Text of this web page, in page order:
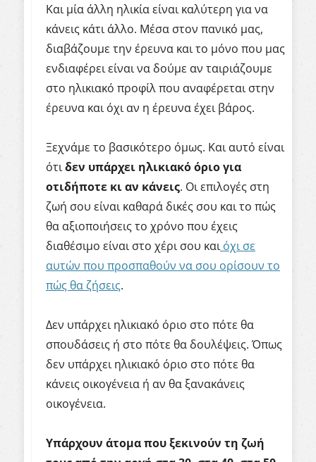
Και μία άλλη ηλικία είναι καλύτερη για να
κάνεις κάτι άλλο. Μέσα στον πανικό μας,
διαβάζουμε την έρευνα και το μόνο που μας
ενδιαφέρει είναι να δούμε αν ταιριάζουμε
στο ηλικιακό προφίλ που αναφέρεται στην
έρευνα και όχι αν η έρευνα έχει βάρος.
Ξεχνάμε το βασικότερο όμως. Και αυτό είναι
ότιδεν υπάρχει ηλικιακό όριο για
οτιδήποτε κι αν κάνεις. Οι επιλογές στη
ζωή σου είναι καθαρά δικές σου και το πώς
θα αξιοποιήσεις το χρόνο που έχεις
διαθέσιμο είναι στο χέρι σου καιόχι σε
αυτών που προσπαθούν να σου ορίσουν το
πώς θα ζήσεις.
Δεν υπάρχει ηλικιακό όριο στο πότε θα
σπουδάσεις ή στο πότε θα δουλέψεις. Όπως
δεν υπάρχει ηλικιακό όριο στο πότε θα
κάνεις οικογένεια ή αν θα ξανακάνεις
οικογένεια.
Υπάρχουν άτομα που ξεκινούν τη ζωή